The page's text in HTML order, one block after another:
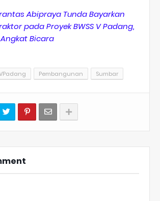
Abipraya Tunda Bayarkan
pada Proyek BWSS V Padang,
Bicara
Pembangunan Sumbar